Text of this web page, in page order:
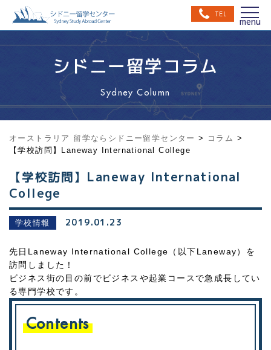
TEL
シドニー留学コラム
Sydney Column
オーストラリア 留学ならシドニー留学センター > コラム >
【学校訪問】Laneway International College
【学校訪問】Laneway International
College
学校情報 2019.01.23
先日Laneway International College（以下Laneway）を
訪問しました！
ビジネス街の目の前でビジネスや起業コースで急成長してい
る専門学校です。
Contents